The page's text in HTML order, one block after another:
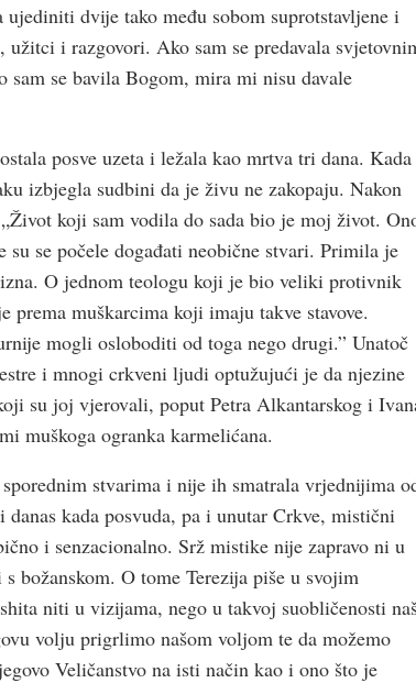
dvije tako među sobom suprotstavljene i
i razgovori. Ako sam se predavala
sam se bavila Bogom, mira mi nisu davale
posve uzeta i ležala kao mrtva tri dana. Kada
izbjegla sudbini da je živu ne zakopaju. Nakon
koji sam vodila do sada bio je moj život.
se počele događati neobične stvari. Primila je
O jednom teologu koji je bio veliki protivnik
prema muškarcima koji imaju takve stavove.
mogli osloboditi od toga nego drugi.” Unatoč
i mnogi crkveni ljudi optužujući je da njezine
su joj vjerovali, poput Petra Alkantarskog i
muškoga ogranka karmelićana.
stvarima i nije ih smatrala vrjednijima
kada posvuda, pa i unutar Crkve, mistični
i senzacionalno. Srž mistike nije zapravo ni u
božanskom. O tome Terezija piše u svojim
niti u vizijama, nego u takvoj suobličenosti
volju prigrlimo našom voljom te da možemo
Veličanstvo na isti način kao i ono što je